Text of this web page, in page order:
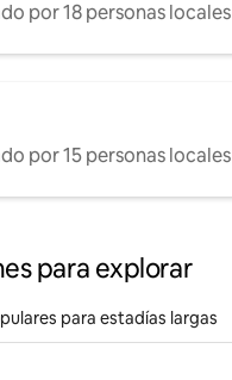
por 18 personas locales
por 15 personas locales
para explorar
para estadías largas